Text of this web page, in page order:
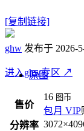
[复制链接]
ghw 发布于 2026-
进入ghw专区 ↗
原图
售价
16 图币
包月 VIP
分辨率